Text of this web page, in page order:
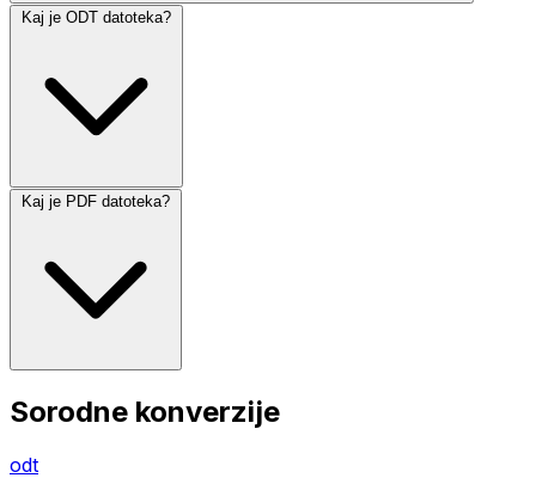
Kaj je ODT datoteka?
Kaj je PDF datoteka?
Sorodne konverzije
odt